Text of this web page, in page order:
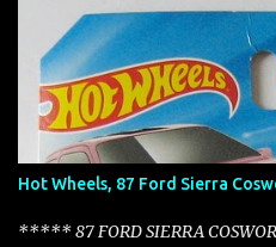
Hot Wheels, 87 Ford Sierra
***** 87 FORD SIERRA